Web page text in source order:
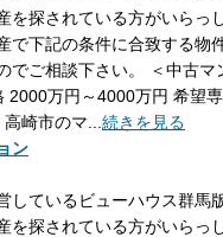
を探されている方がいらっ
で下記の条件に合致する物
でご相談下さい。 ＜中古
2000万円～4000万円 希望
崎市のマ... 続きを見る
ン
しているビューハウス群馬
を探されている方がいらっ